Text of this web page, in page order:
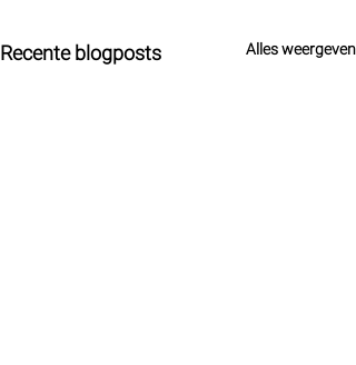
Recente blogposts Alles weergeven